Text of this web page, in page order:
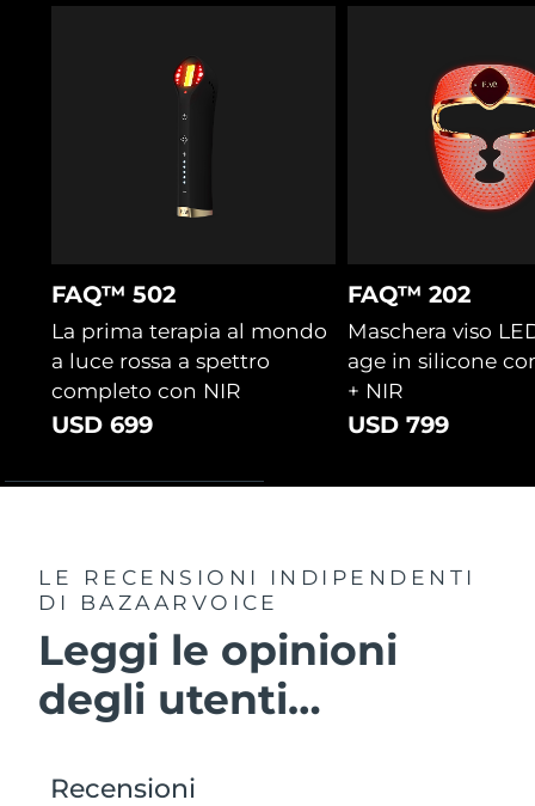
FAQ™ 502
La prima terapia al mondo
a luce rossa a spettro
completo con NIR
USD 699
FAQ™ 202
Maschera viso
age in silicone
+ NIR
USD 799
LE RECENSIONI INDIPENDENTI
DI BAZAARVOICE
Leggi le opinioni
degli utenti…